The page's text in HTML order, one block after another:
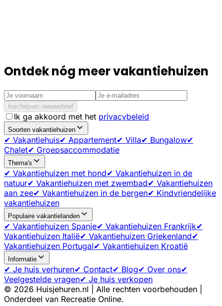
Ontdek nóg meer vakantiehuizen
Inschrijven nieuwsbrief
Ik ga akkoord met het privacybeleid
Soorten vakantiehuizen
✔ Vakantiehuis✔ Appartement✔ Villa✔ Bungalow✔
Chalet✔ Groepsaccommodatie
Thema's
✔ Vakantiehuizen met hond✔ Vakantiehuizen in de
natuur✔ Vakantiehuizen met zwembad✔ Vakantiehuizen
aan zee✔ Vakantiehuizen in de bergen✔ Kindvriendelijke
vakantiehuizen
Populaire vakantielanden
✔ Vakantiehuizen Spanje✔ Vakantiehuizen Frankrijk✔
Vakantiehuizen Italië✔ Vakantiehuizen Griekenland✔
Vakantiehuizen Portugal✔ Vakantiehuizen Kroatië
Informatie
✔ Je huis verhuren✔ Contact✔ Blog✔ Over ons✔
Veelgestelde vragen✔ Je huis verkopen
© 2026 Huisjehuren.nl | Alle rechten voorbehouden |
Onderdeel van Recreatie Online.